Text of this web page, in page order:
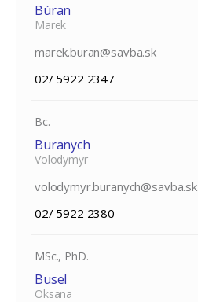
Búran
Marek
marek.buran@savba.sk
02/ 5922 2347
Bc.
Buranych
Volodymyr
volodymyr.buranych@savba.sk
02/ 5922 2380
MSc., PhD.
Busel
Oksana